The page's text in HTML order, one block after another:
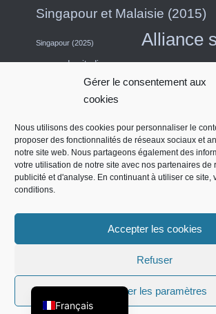
Gérer le consentement aux
cookies
Nous utilisons des cookies pour personnaliser le
proposer des fonctionnalités de réseaux sociaux et
notre site web. Nous partageons également des
votre utilisation de notre site avec nos partenaires de
publicité et d'analyse. En continuant à utiliser ce site,
conditions.
Accepter les cookies
Refuser
Afficher les paramètres
Singapour et Malaisie (2015)
Singapour (2025) Alliance
escapade citadine
Asie du Sud-Est (2011)
Turquie
États-Unis (Midwest) et Canada (2018)
Émirats arabes unis
Salon
Quatre étoiles
IMPRIMER
POLITIQUE DE
POLITIQUE RELATIVE AUX COOKIES
COPYRIGHT 2007 - 2026 - MILES-
Français